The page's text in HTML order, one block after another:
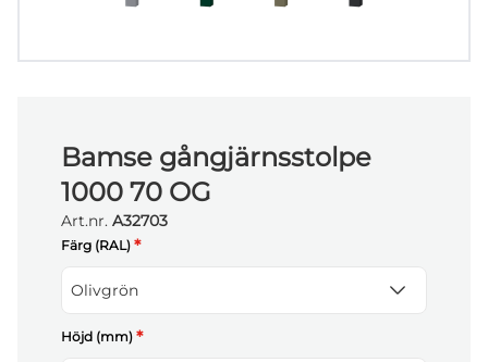
Bamse gångjärnsstolpe
1000 70 OG
Art.nr. A32703
Färg (RAL) *
Olivgrön
Höjd (mm) *